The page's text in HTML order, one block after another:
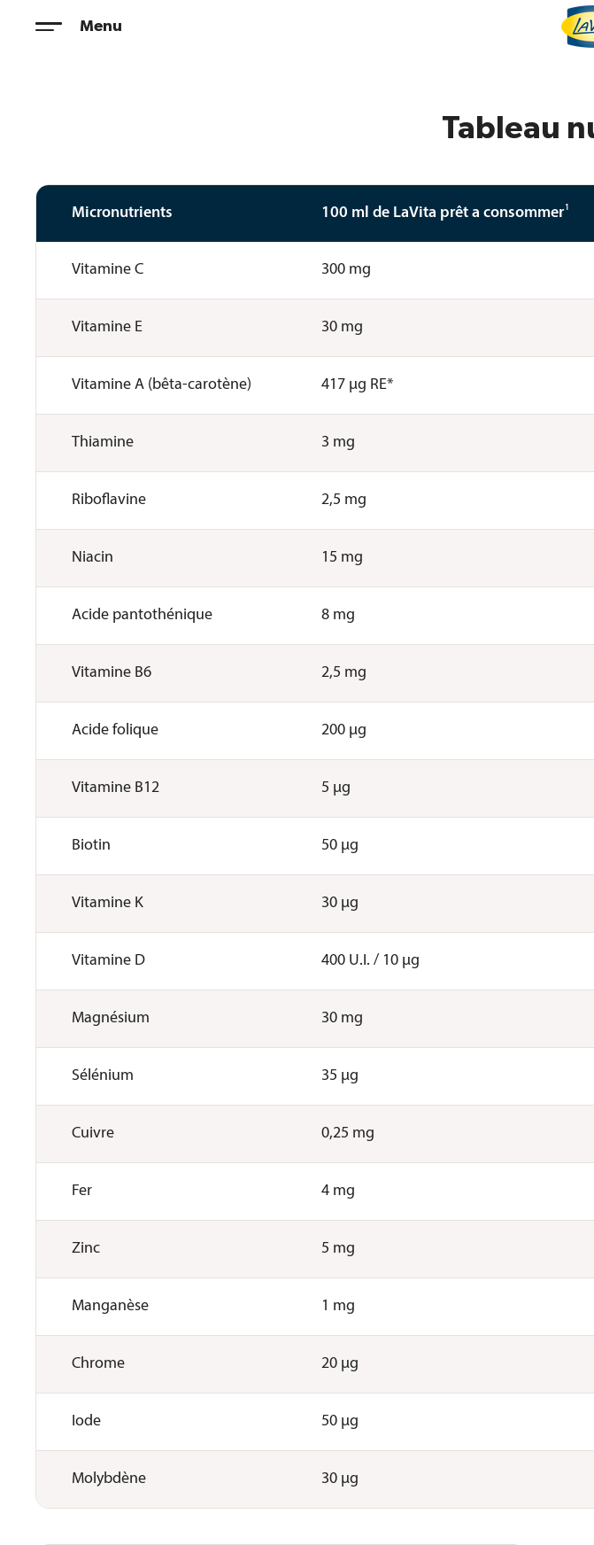
Menu
Tableau
Micronutrients 100 ml de LaVita prêt a consommer 1
Vitamine C 300 mg
Vitamine E 30 mg
Vitamine A (bêta-carotène) 417 µg RE*
Thiamine 3 mg
Riboflavine 2,5 mg
Niacin 15 mg
Acide pantothénique 8 mg
Vitamine B6 2,5 mg
Acide folique 200 µg
Vitamine B12 5 µg
Biotin 50 µg
Vitamine K 30 µg
Vitamine D 400 U.I. / 10 µg
Magnésium 30 mg
Sélénium 35 µg
Cuivre 0,25 mg
Fer 4 mg
Zinc 5 mg
Manganèse 1 mg
Chrome 20 µg
Iode 50 µg
Molybdène 30 µg